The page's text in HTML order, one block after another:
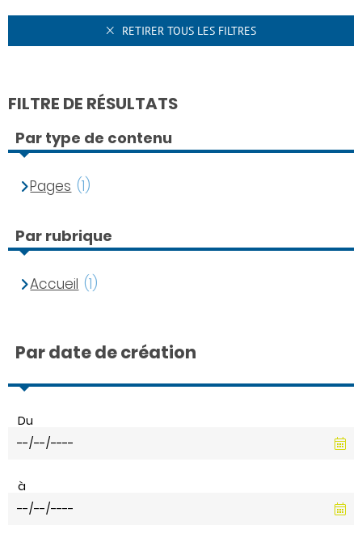
RETIRER TOUS LES FILTRES
FILTRE DE RÉSULTATS
Par type de contenu
Pages (1)
Par rubrique
Accueil (1)
Par date de création
Du
à